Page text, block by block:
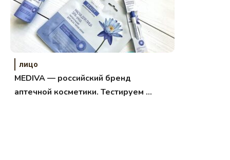
лицо
MEDIVA — российский бренд
аптечной косметики. Тестируем 3